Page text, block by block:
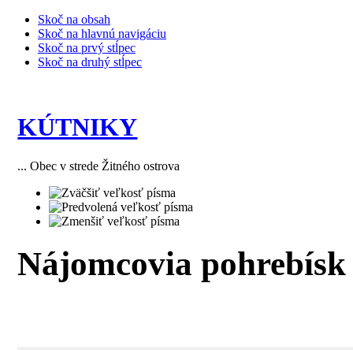
Skoč na obsah
Skoč na hlavnú navigáciu
Skoč na prvý stĺpec
Skoč na druhý stĺpec
KÚTNIKY
... Obec v strede Žitného ostrova
Nájomcovia